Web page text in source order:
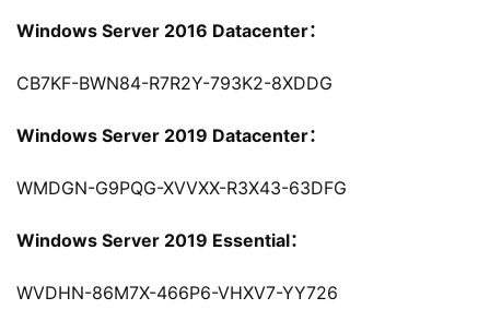
Windows Server 2016 Datacenter：
CB7KF-BWN84-R7R2Y-793K2-8XDDG
Windows Server 2019 Datacenter：
WMDGN-G9PQG-XVVXX-R3X43-63DFG
Windows Server 2019 Essential：
WVDHN-86M7X-466P6-VHXV7-YY726